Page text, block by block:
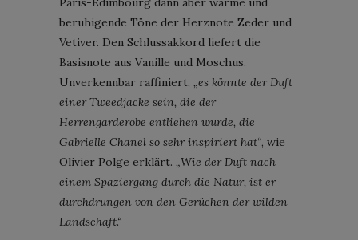
beruhigende Töne der Herznote Zeder und
Vetiver. Den Schlussakkord liefert die
Basisnote aus Vanille und Moschus.
Unverkennbar raffiniert, „es könnte der Duft
einer Tweedjacke sein, die der
Herrengarderobe entliehen wurde, die
Gabrielle Chanel so sehr inspiriert hat“, wie
Olivier Polge erklärt. „Wie der Duft nach
einem Spaziergang durch die Natur, ist er
durchdrungen von den Gerüchen der wilden
Landschaft.“